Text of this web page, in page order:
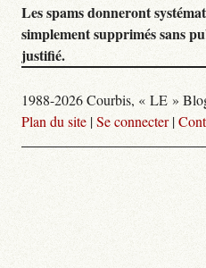
Les spams donneront
simplement supprimés sans
justifié.
1988-2026 Courbis, « LE »
Plan du site |Se connecter|